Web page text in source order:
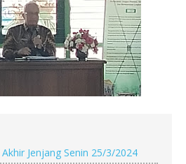
Jenjang Senin 25/3/2024